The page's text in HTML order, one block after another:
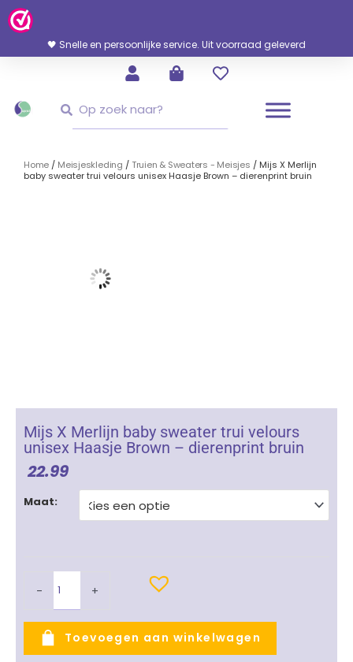
Ga
Naar
Inhoud
🖤 Snelle en persoonlijke service. Uit voorraad geleverd
Home / Meisjeskleding / Truien & Sweaters - Meisjes / Mijs X Merlijn
baby sweater trui velours unisex Haasje Brown – dierenprint bruin
Mijs X Merlijn baby sweater trui velours
unisex Haasje Brown – dierenprint bruin
22.99
Maat:
-
Mijs
unisex
Haasje
Brown
+
Toevoegen aan winkelwagen